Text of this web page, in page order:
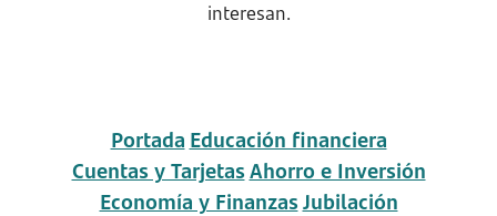
interesan.
Portada Educación financiera
Cuentas y Tarjetas Ahorro e Inversión
Economía y Finanzas Jubilación